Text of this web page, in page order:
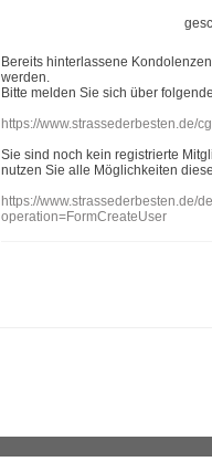
Bereits hinterlassene
werden.
Bitte melden Sie sich über
https://www.strassederbesten.de/
Sie sind noch kein registrierte
nutzen Sie alle Möglichkeiten
https://www.strassederbesten.de/
operation=FormCreateUser